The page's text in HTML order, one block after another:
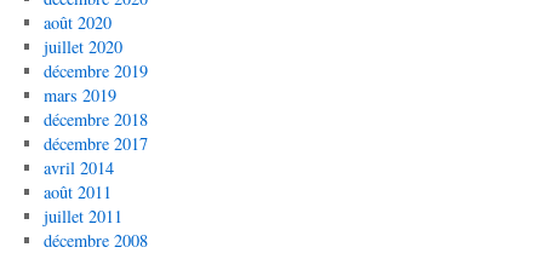
août 2020
juillet 2020
décembre 2019
mars 2019
décembre 2018
décembre 2017
avril 2014
août 2011
juillet 2011
décembre 2008